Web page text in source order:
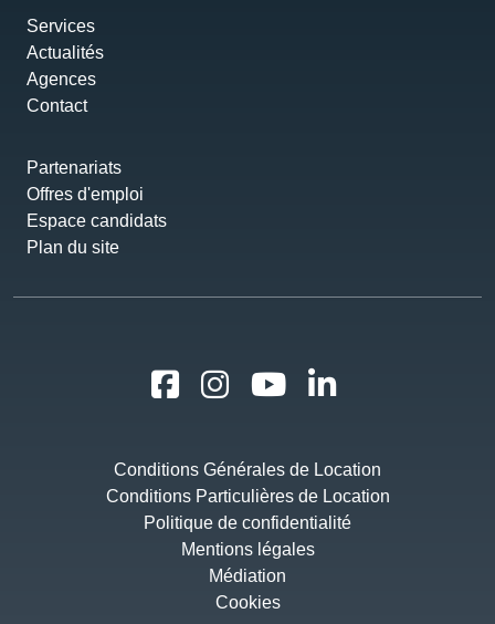
Services
Actualités
Agences
Contact
Partenariats
Offres d'emploi
Espace candidats
Plan du site
Conditions Générales de Location
Conditions Particulières de Location
Politique de confidentialité
Mentions légales
Médiation
Cookies